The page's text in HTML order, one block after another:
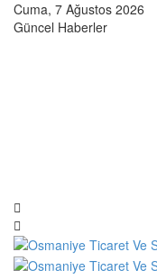
Cuma, 7 Ağustos 2026
Güncel Haberler